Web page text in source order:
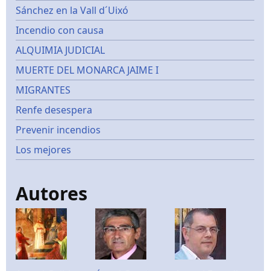
Sánchez en la Vall d´Uixó
Incendio con causa
ALQUIMIA JUDICIAL
MUERTE DEL MONARCA JAIME I
MIGRANTES
Renfe desespera
Prevenir incendios
Los mejores
Autores